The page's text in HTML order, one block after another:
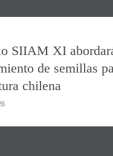
SIIAM XI
de semillas
chilena